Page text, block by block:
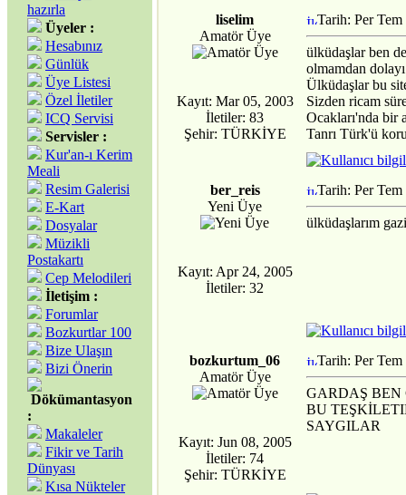
hazırla
Üyeler :
Hesabınız
Günlük
Üye Listesi
Özel İletiler
ICQ Servisi
Servisler :
Kur'an-ı Kerim
Meali
Resim Galerisi
E-Kart
Dosyalar
Müzikli
Postakartı
Cep Melodileri
İletişim :
Forumlar
Bozkurtlar 100
Bize Ulaşın
Bizi Önerin
Dökümantasyon
:
Makaleler
Fikir ve Tarih
Dünyası
Kısa Nükteler
liselim
Amatör Üye
Kayıt: Mar 05, 2003
İletiler: 83
Şehir: TÜRKİYE
Tarih: Per
ülküdaşlar ben
olmamdan
Ülküdaşlar bu
Sizden ricam
Ocakları'nda bir
Tanrı Türk'ü
ber_reis
Yeni Üye
Kayıt: Apr 24, 2005
İletiler: 32
Tarih: Per
ülküdaşlarım
bozkurtum_06
Amatör Üye
Kayıt: Jun 08, 2005
İletiler: 74
Şehir: TÜRKİYE
Tarih: Per
GARDAŞ
BU
SAYGILAR